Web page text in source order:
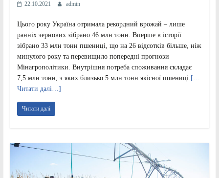
22.10.2021 admin
Цього року Україна отримала рекордний врожай – лише
ранніх зернових зібрано 46 млн тонн. Вперше в історії
зібрано 33 млн тонн пшениці, що на 26 відсотків більше, ніж
минулого року та перевищило попередні прогнози
Мінагрополітики. Внутрішня потреба споживання складає
7,5 млн тонн, з яких близько 5 млн тонн якісної пшениці. […
Читати далі…]
Читати далі